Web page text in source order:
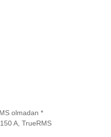
olmadan *
A, TrueRMS